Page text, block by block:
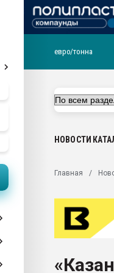
29.07.2026 ФРП помог
Вакуум-формовочные
28.07.2026
первый план в
пластмасс
ситуацией на
евро/тонна
НОВОСТИ
Главная